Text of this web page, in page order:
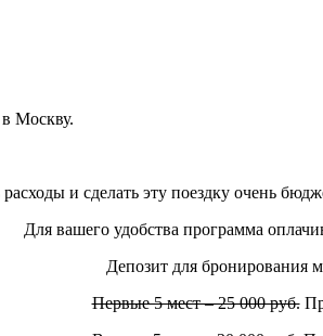
Москву.
и сделать эту поездку очень
Для вашего удобства программа
Депозит для бронирования
Первые 5 мест – 25 000 руб.